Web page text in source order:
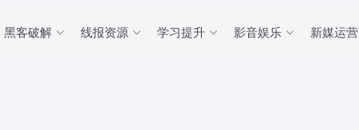
黑客破解 线报资源 学习提升 影音娱乐 新媒运营